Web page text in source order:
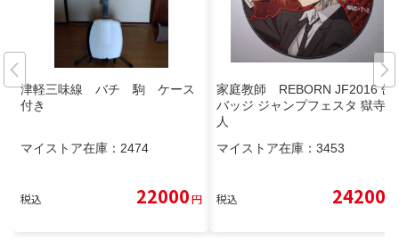
津軽三味線 バチ 駒 ケース
付き
マイストア在庫： 2474
税込 22000円
家庭教師 REBORN JF2016 缶
バッジ ジャンプフェスタ 獄寺隼
人
マイストア在庫： 3453
税込 24200